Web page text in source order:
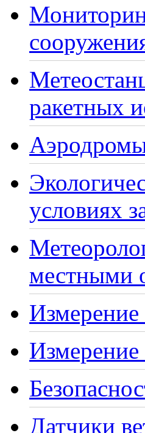
ракетных
Аэродромы
условиях
местными
Измерение
Измерение
Датчики